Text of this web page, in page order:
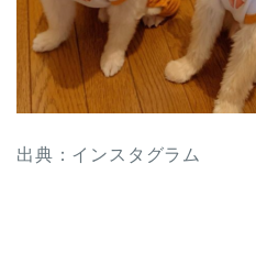
出典：インスタグラム